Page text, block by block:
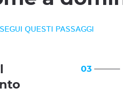
QUESTI PASSAGGI
03